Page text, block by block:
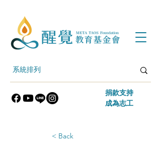
​捐款支持
​成為志工
< Back